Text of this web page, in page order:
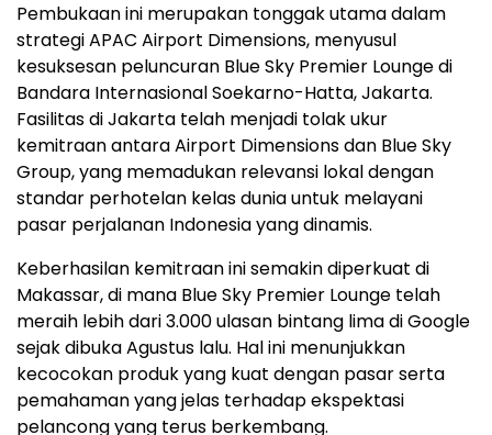
Pembukaan ini merupakan tonggak utama dalam
strategi APAC Airport Dimensions, menyusul
kesuksesan peluncuran Blue Sky Premier Lounge di
Bandara Internasional Soekarno-Hatta, Jakarta.
Fasilitas di Jakarta telah menjadi tolak ukur
kemitraan antara Airport Dimensions dan Blue Sky
Group, yang memadukan relevansi lokal dengan
standar perhotelan kelas dunia untuk melayani
pasar perjalanan Indonesia yang dinamis.
Keberhasilan kemitraan ini semakin diperkuat di
Makassar, di mana Blue Sky Premier Lounge telah
meraih lebih dari 3.000 ulasan bintang lima di Google
sejak dibuka Agustus lalu. Hal ini menunjukkan
kecocokan produk yang kuat dengan pasar serta
pemahaman yang jelas terhadap ekspektasi
pelancong yang terus berkembang.